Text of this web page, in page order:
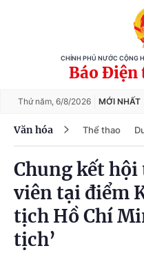
CHÍNH PHỦ NƯỚC CỘNG
Báo Điện
Thứ năm, 6/8/2026 MỚI NHẤT
Văn hóa Thể thao
Chung kết
viên tại điểm
tịch Hồ Chí
tịch’